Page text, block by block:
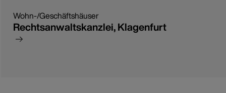
Wohn-/Geschäftshäuser
Rechtsanwaltskanzlei, Klagenfurt